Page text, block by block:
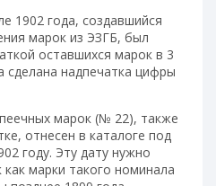
1902 года, создавшийся
марок из ЭЗГБ, был
оставшихся марок в 3
сделана надпечатка цифры
марок (№ 22), также
отнесен в каталоге под
году. Эту дату нужно
марки такого номинала